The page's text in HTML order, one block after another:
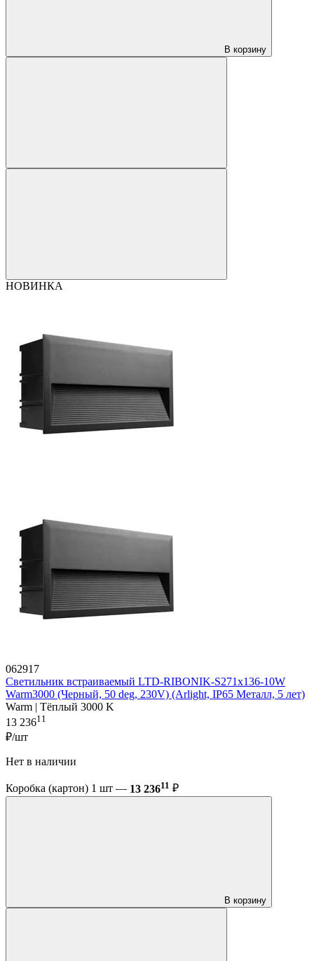
В корзину
НОВИНКА
062917
Светильник встраиваемый LTD-RIBONIK-S271x136-10W
Warm3000 (Черный, 50 deg, 230V) (Arlight, IP65 Металл, 5 лет)
Warm | Тёплый 3000 K
13 23611
₽/шт
Нет в наличии
Коробка (картон) 1 шт — 13 23611 ₽
В корзину